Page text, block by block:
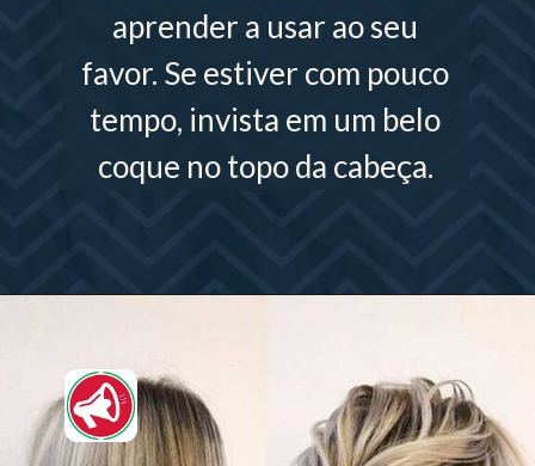
aprender a usar ao seu
favor. Se estiver com pouco
tempo, invista em um belo
coque no topo da cabeça.